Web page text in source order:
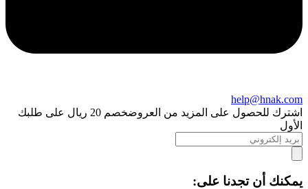
help@hnak.com
اشترك للحصول على المزيد من العروض
خصم 20 ريال على طلبك
الأول
يمكنك أن تجدنا على: